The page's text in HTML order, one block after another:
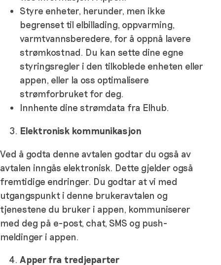
Styre enheter, herunder, men ikke
begrenset til elbillading, oppvarming,
varmtvannsberedere, for å oppnå lavere
strømkostnad. Du kan sette dine egne
styringsregler i den tilkoblede enheten eller
appen, eller la oss optimalisere
strømforbruket for deg.
Innhente dine strømdata fra Elhub.
Elektronisk kommunikasjon
Ved å godta denne avtalen godtar du også av
avtalen inngås elektronisk. Dette gjelder også
fremtidige endringer. Du godtar at vi med
utgangspunkt i denne brukeravtalen og
tjenestene du bruker i appen, kommuniserer
med deg på e-post, chat, SMS og push-
meldinger i appen.
Apper fra tredjeparter